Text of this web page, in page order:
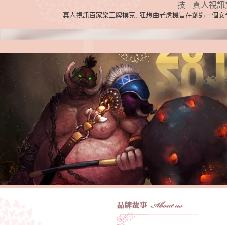
技
真人視訊
真人視訊百家樂王牌撲克, 狂想曲老虎機旨在創造一個安
1